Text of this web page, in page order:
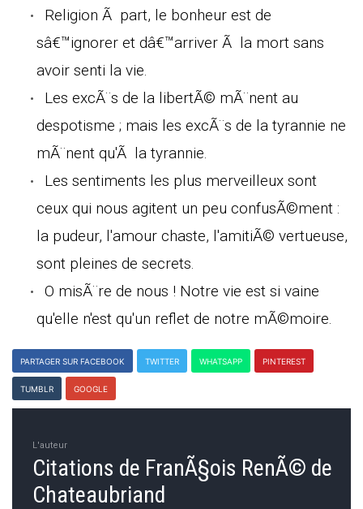
Religion Ã part, le bonheur est de
sâ€™ignorer et dâ€™arriver Ã la mort sans
avoir senti la vie.
Les excÃ¨s de la libertÃ© mÃ¨nent au
despotisme ; mais les excÃ¨s de la tyrannie ne
mÃ¨nent qu'Ã la tyrannie.
Les sentiments les plus merveilleux sont
ceux qui nous agitent un peu confusÃ©ment :
la pudeur, l'amour chaste, l'amitiÃ© vertueuse,
sont pleines de secrets.
O misÃ¨re de nous ! Notre vie est si vaine
qu'elle n'est qu'un reflet de notre mÃ©moire.
PARTAGER SUR FACEBOOK TWITTER WHATSAPP PINTEREST
TUMBLR GOOGLE
L'auteur
Citations de FranÃ§ois RenÃ© de
Chateaubriand